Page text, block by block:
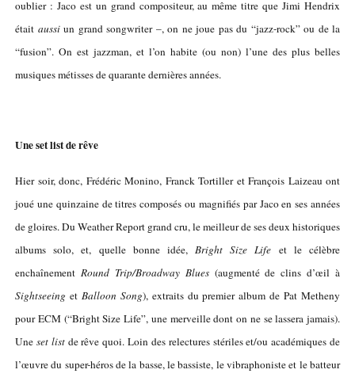
oublier : Jaco est un grand compositeur, au même titre que Jimi Hendrix
était aussi un grand songwriter –, on ne joue pas du “jazz-rock” ou de la
“fusion”. On est jazzman, et l’on habite (ou non) l’une des plus belles
musiques métisses de quarante dernières années.
Une set list de rêve
Hier soir, donc, Frédéric Monino, Franck Tortiller et François Laizeau ont
joué une quinzaine de titres composés ou magnifiés par Jaco en ses années
de gloires. Du Weather Report grand cru, le meilleur de ses deux historiques
albums solo, et, quelle bonne idée,Bright Size Life et le célèbre
enchaînement Round Trip/Broadway Blues(augmenté de clins d’œil à
Sightseeing et Balloon Song), extraits du premier album de Pat Metheny
pour ECM (“Bright Size Life”, une merveille dont on ne se lassera jamais).
Une set list de rêve quoi. Loin des relectures stériles et/ou académiques de
l’œuvre du super-héros de la basse, le bassiste, le vibraphoniste et le batteur